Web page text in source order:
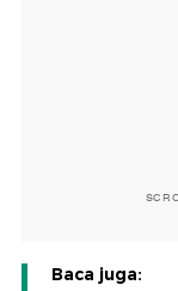
Baca juga: